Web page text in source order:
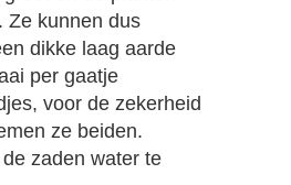
Ze kunnen dus
dikke laag aarde
per gaatje
voor de zekerheid
ze beiden.
zaden water te